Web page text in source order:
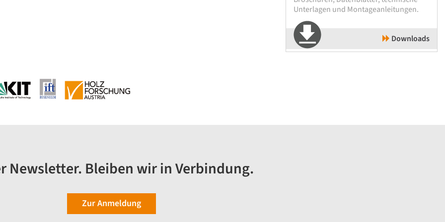
Unterlagen und Montageanleitungen.
Downloads
Newsletter. Bleiben wir in Verbindung.
Zur Anmeldung